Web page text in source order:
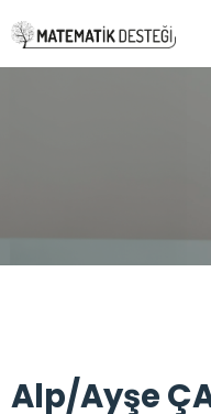
Alp/Ayşe